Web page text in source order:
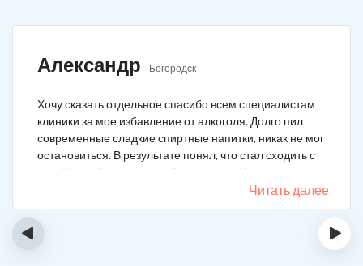
Александр Богородск
Хочу сказать отдельное спасибо всем специалистам
клиники за мое избавление от алкоголя. Долго пил
современные сладкие спиртные напитки, никак не мог
остановиться. В результате понял, что стал сходить с
ума. Каждый день не мог без выпивки. Когда осознал,
понял, что надо что-то в своей жизни менять. Нашел
телефон клиники в интернете, сразу приехал и
Читать далее
‹ ›